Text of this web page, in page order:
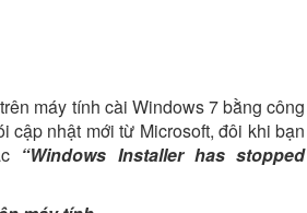
máy tính cài Windows 7 bằng công
cập nhật mới từ Microsoft, đôi khi bạn
“Windows Installer has stopped